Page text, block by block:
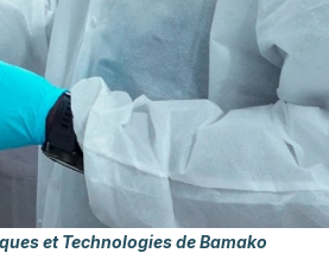
et Technologies de Bamako